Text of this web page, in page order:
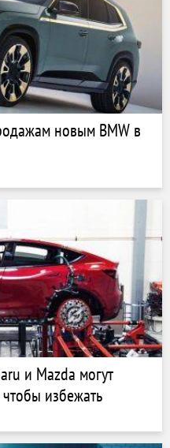
новым BMW в
и Mazda могут
чтобы избежать